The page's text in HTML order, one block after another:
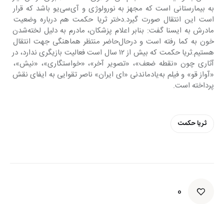
به بیمارستانی است که مجهز به نورولوژی و آی‌سی‌یو باشد که قرار
است این انتقال صورت گیرد.دختر ثریا حکمت هم درباره وضعیت
مادرش به ایسنا گفت: بنابر اعلام پزشکان، مادرم به دلیل لخته‌شدن
خون به کما رفته است و درحال‌حاضر منتظر هماهنگی جهت انتقال
هستیم.ثریا حکمت که بیش از ١٢ سال است فعالیت بازیگری ندارد، در
آثاری چون «نقطه ضعف»، «تصویر آخر»، «خواستگاری»، «نیش»،
«آواز قو» و فیلم به‌یادماندنی «ای ایران» ناصر تقوایی به ایفای نقش
پرداخته است.
ثریا حکمت
0